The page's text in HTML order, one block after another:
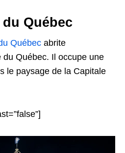
Québec
Québec abrite
du Québec. Il occupe une
le paysage de la Capitale